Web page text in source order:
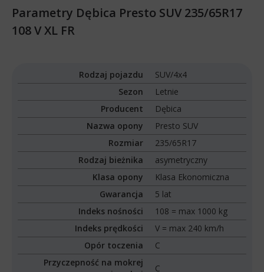
Parametry Dębica Presto SUV 235/65R17
108 V XL FR
Rodzaj pojazdu
SUV/4x4
Sezon
Letnie
Producent
Dębica
Nazwa opony
Presto SUV
Rozmiar
235/65R17
Rodzaj bieżnika
asymetryczny
Klasa opony
Klasa Ekonomiczna
Gwarancja
5 lat
Indeks nośności
108 = max 1000 kg
Indeks prędkości
V = max 240 km/h
Opór toczenia
C
Przyczepność na mokrej
C